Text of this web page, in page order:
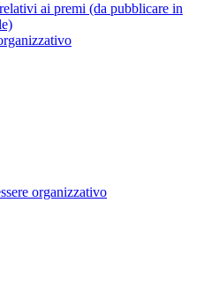
ai premi (da pubblicare in
organizzativo